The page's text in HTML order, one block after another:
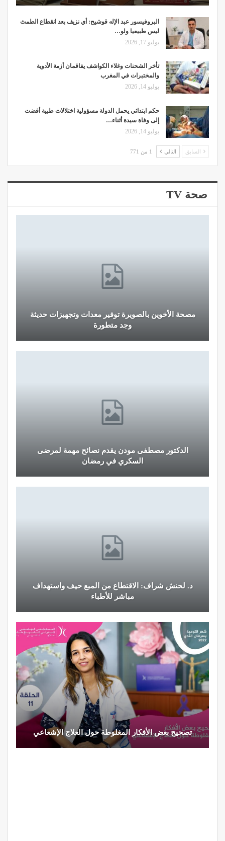
البروفيسور عبد الإله قوشيح: أي نزيف بعد انقطاع الطمث
ليس طبيعيا ولو…
يوليو 17, 2026
تأخر الشحنات وغلاء الكواشف يفاقمان أزمة الأدوية
والمختبرات في المغرب
يوليو 14, 2026
حكم ابتدائي يحمل الدولة مسؤولية اختلالات طبية أفضت
إلى وفاة سيدة أثناء…
يوليو 14, 2026
السابق التالي 1 من 771
صحة TV
مصحة الأخوين بالصويرة توفير معدات وتجهيزات حديثة
وجد متطورة
الدكتور مصطفى مودن يقدم نصائح مهمة لمرضى
السكري في رمضان
د. لحنش شراف: الاقتطاع من المبع حيف واستهداف
مباشر للأطباء
تصحيح بعض الأفكار المغلوطة حول العلاج الإشعاعي